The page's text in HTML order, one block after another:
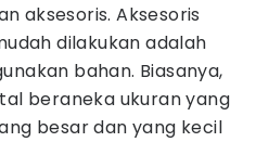
aksesoris. Aksesoris
dilakukan adalah
bahan. Biasanya,
beraneka ukuran yang
besar dan yang kecil